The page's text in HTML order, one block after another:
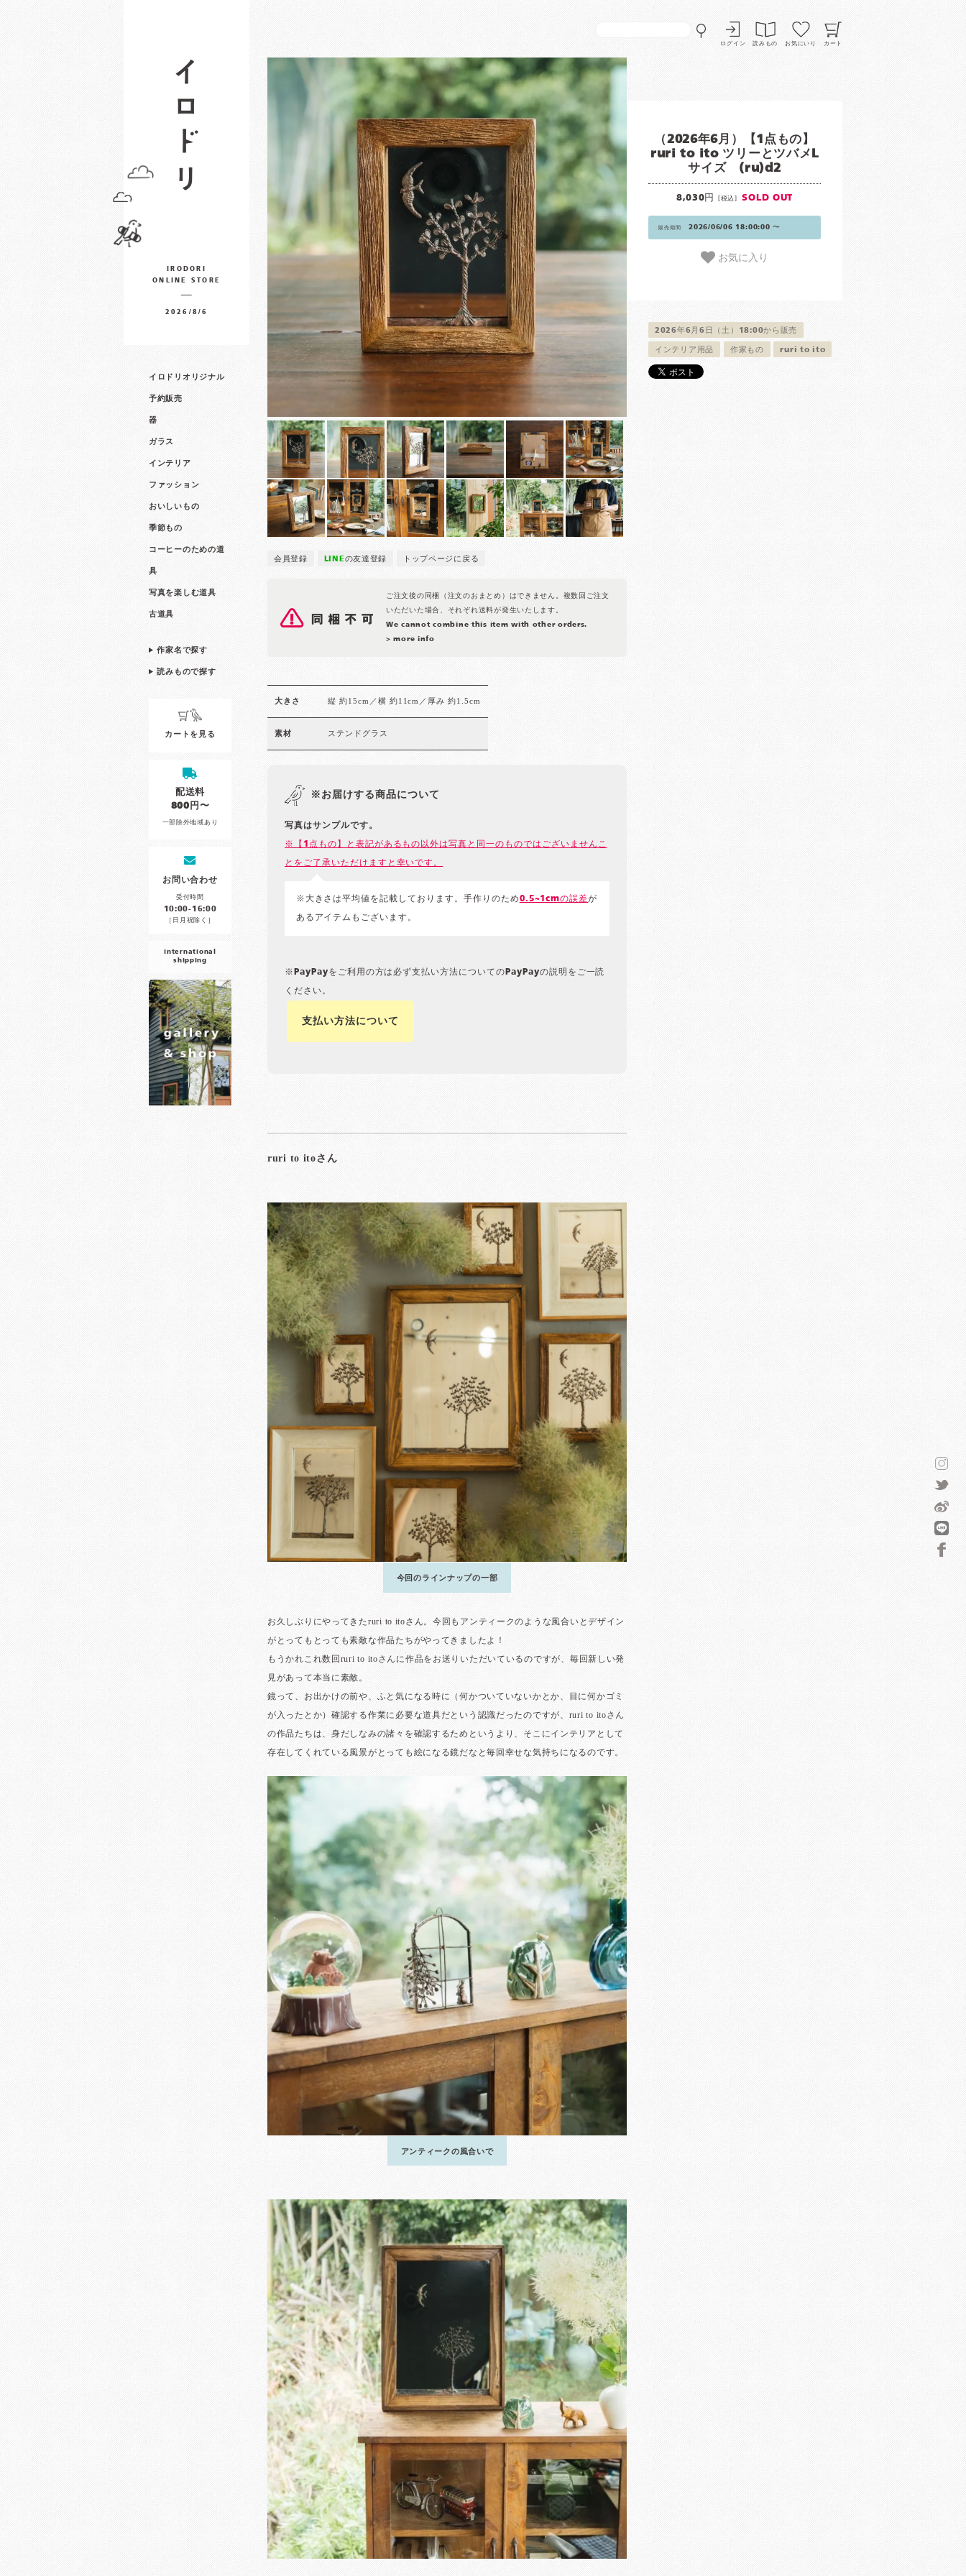
ログイン 読みもの お気にいり カート
IRODORI
ONLINE STORE
2026/8/6
イロドリオリジナル
予約販売
器
ガラス
インテリア
ファッション
おいしいもの
季節もの
コーヒーのための道
具
写真を楽しむ道具
古道具
作家名で探す
読みもので探す
カートを見る
配送料
800円〜
一部除外地域あり
お問い合わせ
受付時間
10:00-16:00
［日月祝除く］
international
shipping
会員登録 LINEの友達登録 トップページに戻る
ご注文後の同梱（注文のおまとめ）はできません。複数回ご注文
いただいた場合、それぞれ送料が発生いたします。
We cannot combine this item with other orders.
> more info
（2026年6月）【1点もの】
ruri to ito ツリーとツバメL
サイズ (ru)d2
8,030円 [税込] SOLD OUT
販売期間 2026/06/06 18:00:00 〜
お気に入り
2026年6月6日（土）18:00から販売
インテリア用品 作家もの ruri to ito
大きさ 縦 約15cm／横 約11cm／厚み 約1.5cm
素材 ステンドグラス
※お届けする商品について
写真はサンプルです。
※【1点もの】と表記があるもの以外は写真と同一のものではございませんこ
とをご了承いただけますと幸いです。
※大きさは平均値を記載しております。手作りのため0.5~1cmの誤差が
あるアイテムもございます。
※PayPayをご利用の方は必ず支払い方法についてのPayPayの説明をご一読
ください。
支払い方法について